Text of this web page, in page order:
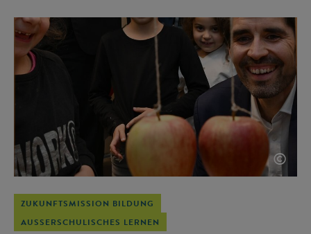
©
ZUKUNFTSMISSION BILDUNG
AUSSERSCHULISCHES LERNEN